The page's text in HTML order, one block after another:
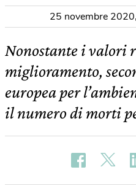
25 novembre 2020,
Nonostante i valori
miglioramento,
europea per
il numero di morti